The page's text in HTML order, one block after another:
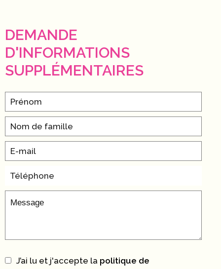
DEMANDE
D'INFORMATIONS
SUPPLÉMENTAIRES
J’ai lu et j'accepte la politique de